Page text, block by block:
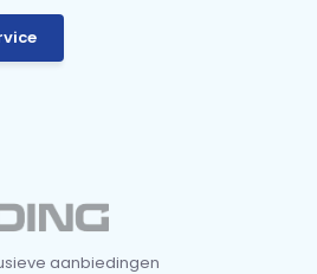
aanbiedingen